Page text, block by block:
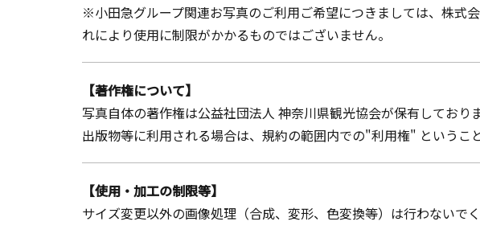
※小田急グループ関連お写真のご利用ご希望につきましては、株式
れにより使用に制限がかかるものではございません。
【著作権について】
写真自体の著作権は公益社団法人 神奈川県観光協会が保有しておりま
出版物等に利用される場合は、規約の範囲内での"利用権" というこ
【使用・加工の制限等】
サイズ変更以外の画像処理（合成、変形、色変換等）は行わないでく